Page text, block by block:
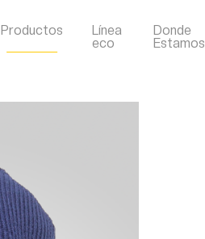
Productos
Línea
eco
Donde
Estamos